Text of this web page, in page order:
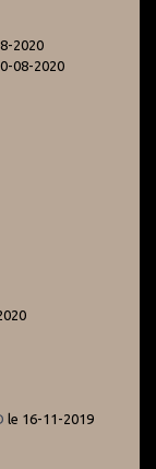
2020
08-2020
le 16-11-2019